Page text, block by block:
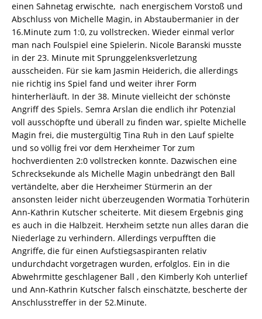
einen Sahnetag erwischte, nach energischem Vorstoß und
Abschluss von Michelle Magin, in Abstaubermanier in der
16.Minute zum 1:0, zu vollstrecken. Wieder einmal verlor
man nach Foulspiel eine Spielerin. Nicole Baranski musste
in der 23. Minute mit Sprunggelenksverletzung
ausscheiden. Für sie kam Jasmin Heiderich, die allerdings
nie richtig ins Spiel fand und weiter ihrer Form
hinterherläuft. In der 38. Minute vielleicht der schönste
Angriff des Spiels. Semra Arslan die endlich ihr Potenzial
voll ausschöpfte und überall zu finden war, spielte Michelle
Magin frei, die mustergültig Tina Ruh in den Lauf spielte
und so völlig frei vor dem Herxheimer Tor zum
hochverdienten 2:0 vollstrecken konnte. Dazwischen eine
Schrecksekunde als Michelle Magin unbedrängt den Ball
vertändelte, aber die Herxheimer Stürmerin an der
ansonsten leider nicht überzeugenden Wormatia Torhüterin
Ann-Kathrin Kutscher scheiterte. Mit diesem Ergebnis ging
es auch in die Halbzeit. Herxheim setzte nun alles daran die
Niederlage zu verhindern. Allerdings verpufften die
Angriffe, die für einen Aufstiegsaspiranten relativ
undurchdacht vorgetragen wurden, erfolglos. Ein in die
Abwehrmitte geschlagener Ball , den Kimberly Koh unterlief
und Ann-Kathrin Kutscher falsch einschätzte, bescherte der
Anschlusstreffer in der 52.Minute.